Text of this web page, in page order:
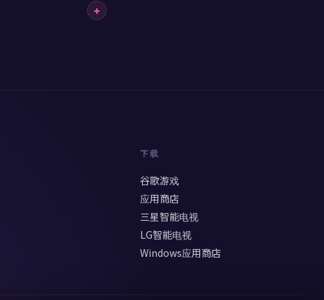
+
下载
谷歌游戏
应用商店
三星智能电视
LG智能电视
Windows应用商店